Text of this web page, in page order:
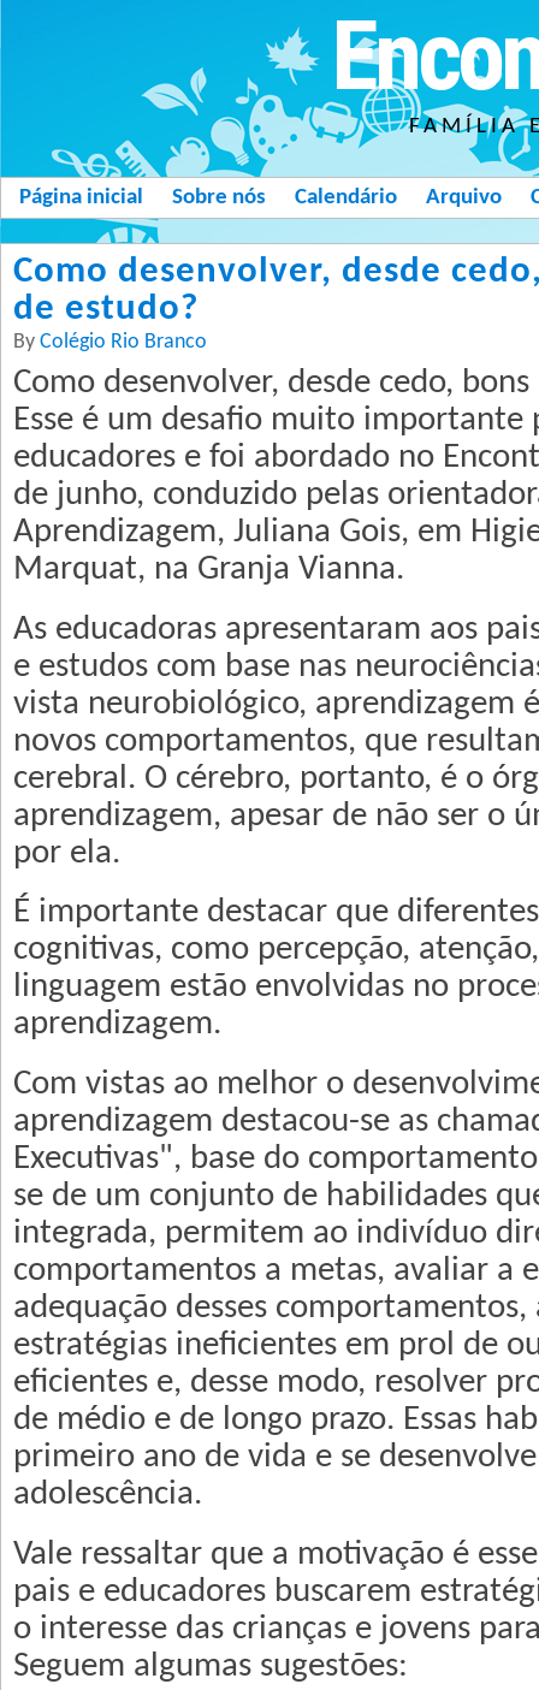
FAMÍLIA
Página inicial Sobre nós Calendário Arquivo
Como desenvolver, desde
de estudo?
By Colégio Rio Branco
Como desenvolver, desde cedo,
Esse é um desafio muito importante
educadores e foi abordado no
de junho, conduzido pelas
Aprendizagem, Juliana Gois, em
Marquat, na Granja Vianna.
As educadoras apresentaram aos
e estudos com base nas
vista neurobiológico, aprendizagem
novos comportamentos, que
cerebral. O cérebro, portanto, é o
aprendizagem, apesar de não ser o
por ela.
É importante destacar que
cognitivas, como percepção,
linguagem estão envolvidas no
aprendizagem.
Com vistas ao melhor o
aprendizagem destacou-se as
Executivas", base do
se de um conjunto de habilidades
integrada, permitem ao indivíduo
comportamentos a metas, avaliar a
adequação desses
estratégias ineficientes em prol de
eficientes e, desse modo, resolver
de médio e de longo prazo. Essas
primeiro ano de vida e se
adolescência.
Vale ressaltar que a motivação é
pais e educadores buscarem
o interesse das crianças e jovens
Seguem algumas sugestões: